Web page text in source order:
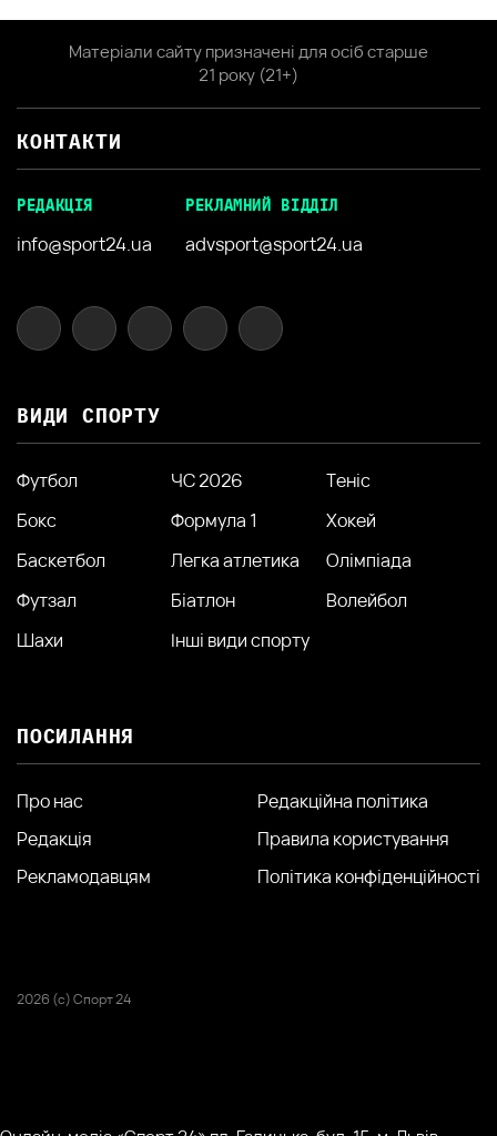
Матеріали сайту призначені для осіб старше
21 року (21+)
КОНТАКТИ
РЕДАКЦІЯ
info@sport24.ua
РЕКЛАМНИЙ ВІДДІЛ
advsport@sport24.ua
ВИДИ СПОРТУ
Футбол ЧС 2026
Теніс
Бокс
Формула 1
Хокей
Баскетбол
Легка атлетика
Олімпіада
Футзал
Біатлон
Волейбол
Шахи
Інші види спорту
ПОСИЛАННЯ
Про нас
Редакція
Рекламодавцям
Редакційна політика
Правила користування
Політика конфіденційності
2026 (с) Спорт 24